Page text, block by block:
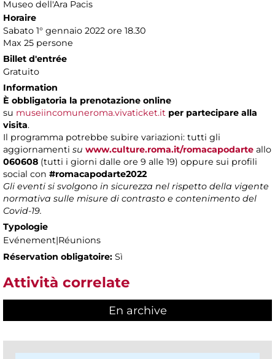
Museo dell'Ara Pacis
Horaire
Sabato 1° gennaio 2022 ore 18.30
Max 25 persone
Billet d'entrée
Gratuito
Information
È obbligatoria la prenotazione online
su museiincomuneroma.vivaticket.it per partecipare alla
visita.
Il programma potrebbe subire variazioni: tutti gli
aggiornamenti su www.culture.roma.it/romacapodarte allo
060608 (tutti i giorni dalle ore 9 alle 19) oppure sui profili
social con #romacapodarte2022
Gli eventi si svolgono in sicurezza nel rispetto della vigente
normativa sulle misure di contrasto e contenimento del
Covid-19.
Typologie
Evénement|Réunions
Réservation obligatoire: Sì
Attività correlate
En archive